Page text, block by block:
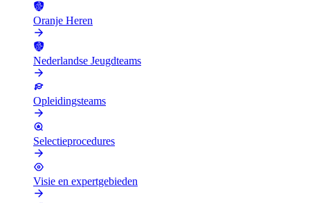
Oranje Heren
Nederlandse Jeugdteams
Opleidingsteams
Selectieprocedures
Visie en expertgebieden